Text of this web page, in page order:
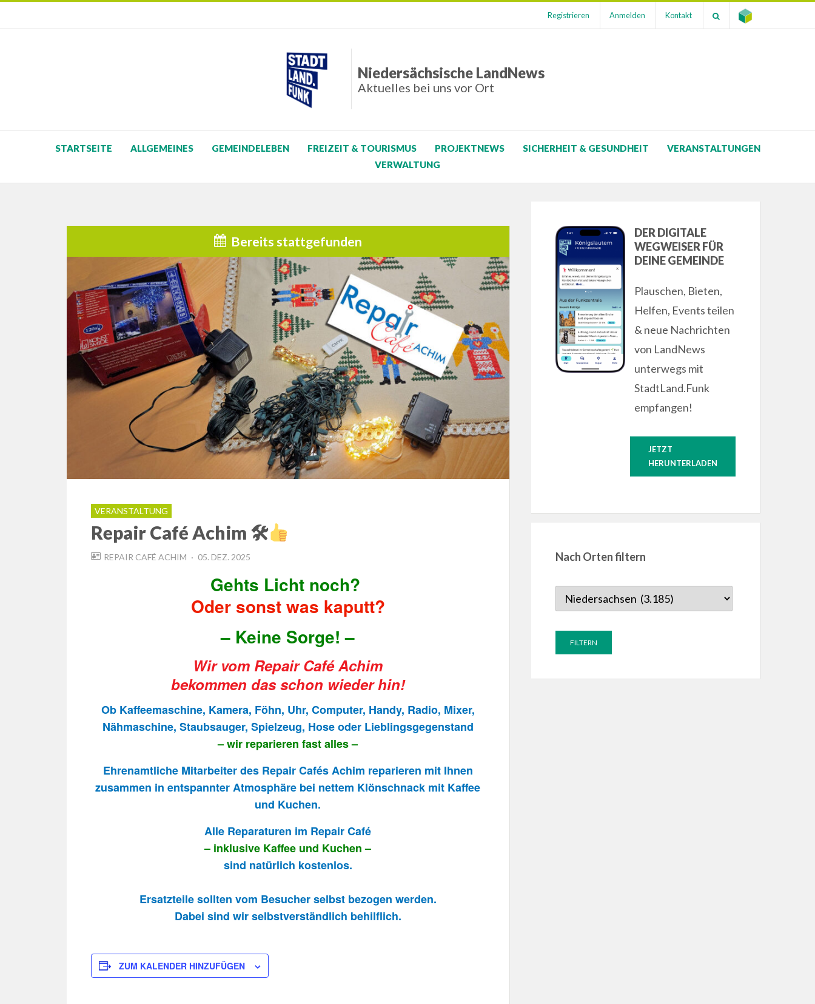
Registrieren Anmelden Kontakt
Niedersächsische LandNews
Aktuelles bei uns vor Ort
STARTSEITE ALLGEMEINES GEMEINDELEBEN FREIZEIT & TOURISMUS PROJEKTNEWS SICHERHEIT & GESUNDHEIT
VERANSTALTUNGEN
VERWALTUNG
Bereits stattgefunden
VERANSTALTUNG
Repair Café Achim 🛠
REPAIR CAFÉ ACHIM
POSTED
05. DEZ. 2025
Gehts Licht noch?
Oder sonst was kaputt?
– Keine Sorge! –
Wir vom Repair Café Achim
bekommen das schon wieder hin!
Ob Kaffeemaschine, Kamera, Föhn, Uhr, Computer, Handy, Radio, Mixer,
Nähmaschine, Staubsauger, Spielzeug, Hose oder Lieblingsgegenstand
– wir reparieren fast alles –
Ehrenamtliche Mitarbeiter des Repair Cafés Achim reparieren mit Ihnen
zusammen in entspannter Atmosphäre bei nettem Klönschnack mit Kaffee
und Kuchen.
Alle Reparaturen im Repair Café
– inklusive Kaffee und Kuchen –
sind natürlich kostenlos.
Ersatzteile sollten vom Besucher selbst bezogen werden.
Dabei sind wir selbstverständlich behilflich.
ZUM KALENDER HINZUFÜGEN
DER DIGITALE
WEGWEISER FÜR
DEINE GEMEINDE
Plauschen, Bieten,
Helfen, Events teilen
& neue Nachrichten
von LandNews
unterwegs mit
StadtLand.Funk
empfangen!
JETZT
HERUNTERLADEN
Nach Orten filtern